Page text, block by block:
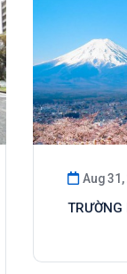
Aug 31,